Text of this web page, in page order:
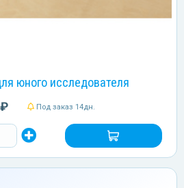
юного исследователя
Под заказ 14дн.